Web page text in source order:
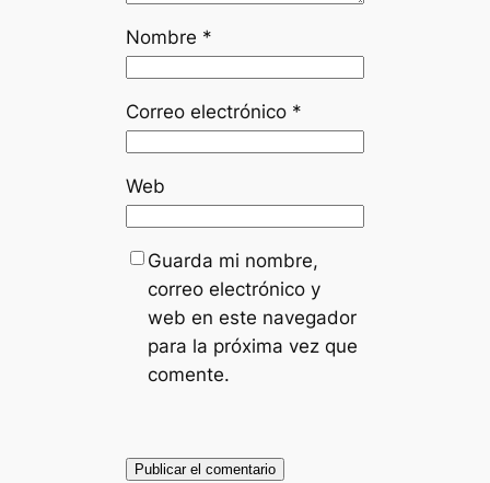
Nombre *
Correo electrónico *
Web
Guarda mi nombre,
correo electrónico y
web en este navegador
para la próxima vez que
comente.